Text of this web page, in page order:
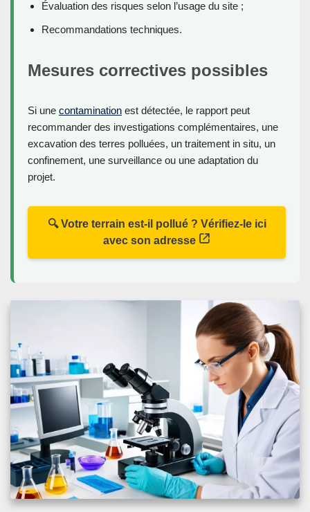
Évaluation des risques selon l’usage du site ;
Recommandations techniques.
Mesures correctives possibles
Si une contamination est détectée, le rapport peut
recommander des investigations complémentaires, une
excavation des terres polluées, un traitement in situ, un
confinement, une surveillance ou une adaptation du
projet.
🔍 Votre terrain est-il pollué ? Vérifiez-le ici
avec son adresse